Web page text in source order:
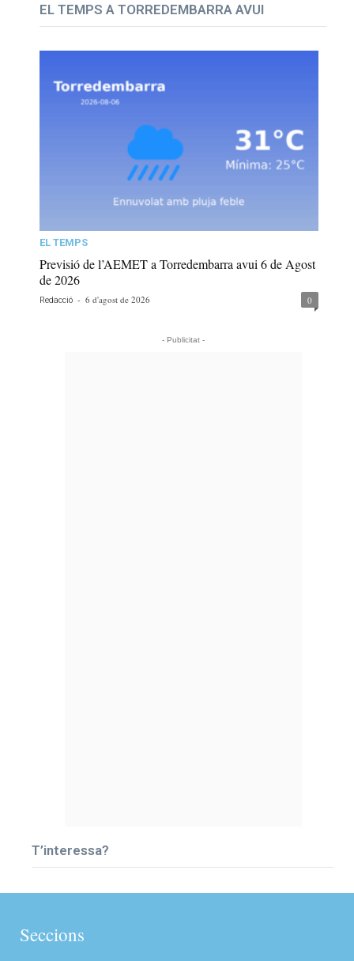
EL TEMPS A TORREDEMBARRA AVUI
EL TEMPS
Previsió de l’AEMET a Torredembarra avui 6 de Agost
de 2026
Redacció - 6 d'agost de 2026 0
- Publicitat -
T’interessa?
Seccions